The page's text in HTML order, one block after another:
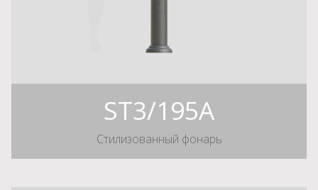
ST3/195A
Стилизованный фонарь